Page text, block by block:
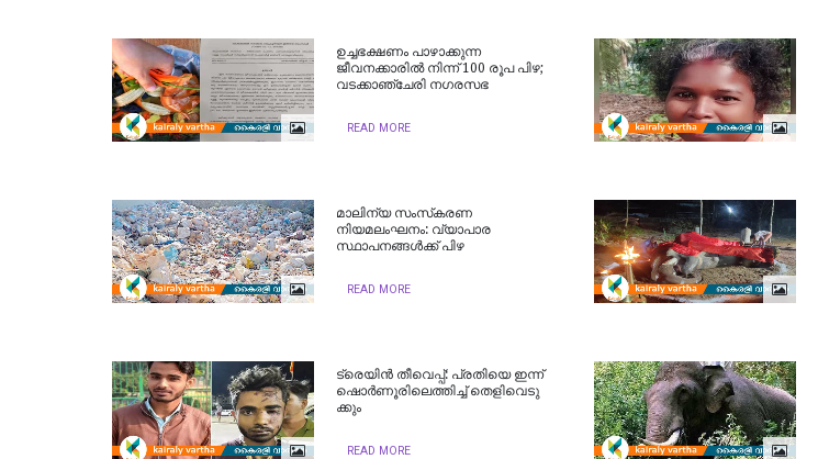
ഉച്ചഭക്ഷണം പാഴാക്കുന്ന
ജീവനക്കാരില്‍ നിന്ന് 100 രൂപ പിഴ;
വടക്കാഞ്ചേരി നഗരസഭ
READ MORE
മാലിന്യ സംസ്‌കരണ
നിയമലംഘനം: വ്യാപാര
സ്ഥാപനങ്ങള്‍ക്ക് പിഴ
READ MORE
ട്രെ​യി​ന്‍ തീവെപ്പ്: പ്ര​തി​യെ ഇ​ന്ന്
ഷൊ​ര്‍​ണൂ​രി​ലെ​ത്തി​ച്ച് തെ​ളി​വെ​ടു​
ക്കും
READ MORE